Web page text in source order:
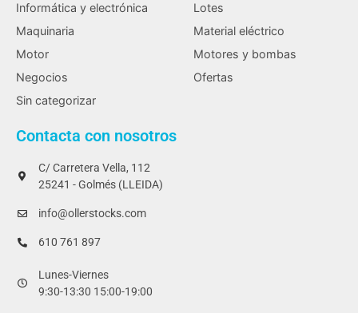
Informática y electrónica
Lotes
Maquinaria
Material eléctrico
Motor
Motores y bombas
Negocios
Ofertas
Sin categorizar
Contacta con nosotros
C/ Carretera Vella, 112
25241 - Golmés (LLEIDA)
info@ollerstocks.com
610 761 897
Lunes-Viernes
9:30-13:30 15:00-19:00